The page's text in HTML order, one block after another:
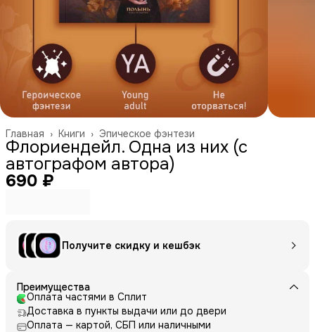
Эпическое фэнтези
Книги ›
Главная ›
Флориендейл. Одна из них (с
автографом автора)
690 ₽
Получите скидку и кешбэк
Преимущества
Оплата частями в Сплит
Доставка в пункты выдачи или до двери
Оплата — картой, СБП или наличными